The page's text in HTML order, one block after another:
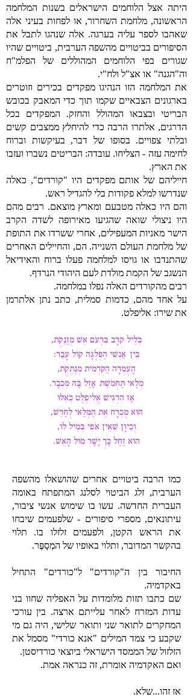
היתה אצל הלוחמים הישראלים בשנות המלחמה
הראשונה, מלחמת השחרור, או לפחות בעיני אלה
שאהבו לספר עליה בערגה. אלה שנהגו לתבל את
הסיפורים בביטויים מהשפה הערבית, ביטויים שהיו
שגורים בפי הלוחמים המהוללים של הפלמ"ח
וה"הגנה" או אצ"ל ולח"י.
את המלחמה הזו הנהיגו מפקדים בכירים וזוטרים
בארגונים הצבאיים שקמו תוך כדי המאבק בכובש
הבריטי ובצבאו המהולל והחזק. המפקדים בכל
הדרגים, אלתרו הרבה כדי להיחלץ ממצבים קשים
ובלתי צפויים. בסופו של דבר, בעיקשות וברוח
לחימה עזה - הצליחו. עובדה: הבריטים נשברו ועזבו
את הארץ.
חייליהם של אותם מפקדים היו "קורדים", כאלה
שנדרשו למלא פקודות בלי להגדיל ראש.
והם היו כאלה מטבעם ומארץ מוצאם. רבים מהם
היו ניצולי שואה שהגיעו מאירופה לשדה הקרב
הישר מאניות המעפילים, אחרי ששרדו את התופת
של מלחמת העולם השנייה. הם, והחיילים האחרים
שהתנדבו או גויסו למלחמה פעלו ברוח והאידיאל
הנשגב של הקמת מולדת לעם היהודי הנרדף.
רבים מהקורדים האלה נפלו במלחמה.
על אחד מהם, כדמות סמלית, כתב נתן אלתרמן
את שירו: אליפלט.
בְּלֵיל קְרָב בִּרְעֹם אֵשׁ מְזַנֶּקֶת,
בֵּין אַנְשֵׁי הַפְּלֻגָּה קוֹל עָבַר:
הָעֶמְדָּה הַקִּדְמִית מְנֻתֶּקֶת,
מְלַאי תַּחְמֹשֶׁת אָזַל בָּהּ מִכְּבָר.
אָז הִרְגִּישׁ אֱלִיפֶלֶט כְּאִלּוּ
הוּא מֻכְרָח אֶת הַמְּלַאי לְחַדֵּשׁ,
וְכֵיוָן שֶׁאֵין אֹפִי בְּמִיל לוֹ,
הוּא זַחַל כָּךְ יָשָׁר מוּל הָאֵשׁ.
כמו הרבה ביטויים אחרים שהושאלו מהשפה
הערבית, זלג הביטוי לסלנג המתפתח באומה
העברית החדשה. עשו בו שימוש אנשי ציבור,
עיתונאים, מספרי סיפורים - שלפעמים שיבחו
את הראש הקטן, ולפעמים זלזלו בו. תלוי
בהקשר המדובר, ותלוי באופיו של המְסָפֶּר.
החיבור בין ה"קורדים" ל"כורדים" התחיל
באקדמיה.
שם כתבו תזות מלומדות על האפליה שחוו בני
עדות המזרח לאחר עלייתם ארצה. בין עורכי
המחקרים לתואר שני ותואר שלישי, היה גם מי
שקבע כי צמד המילים "אנא כורדי" מסמל את
הזלזול של הממסד הישראלי ביוצאי כורדיסטן.
ואם האקדמיה אומרת, זה כנראה אמת.
אז זהו...שלא.